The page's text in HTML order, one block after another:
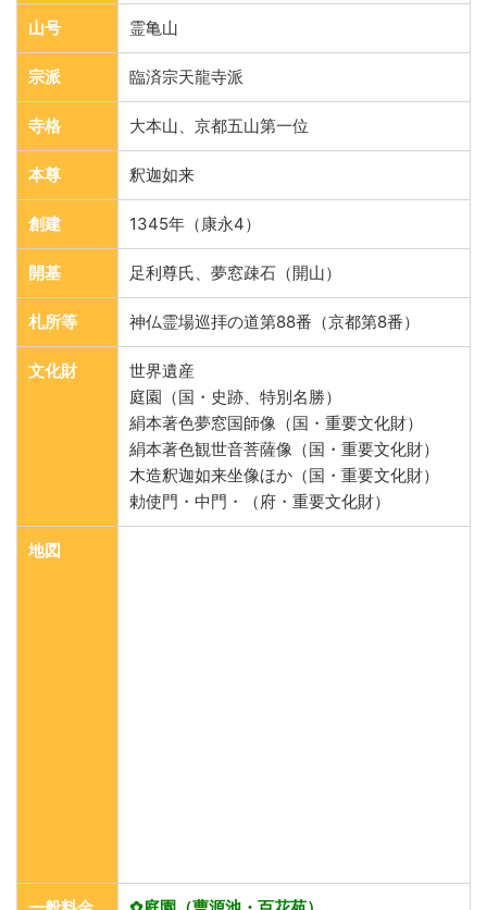
山号 霊亀山
宗派 臨済宗天龍寺派
寺格 大本山、京都五山第一位
本尊 釈迦如来
創建 1345年（康永4）
開基 足利尊氏、夢窓疎石（開山）
札所等 神仏霊場巡拝の道第88番（京都第8番）
文化財
世界遺産
庭園（国・史跡、特別名勝）
絹本著色夢窓国師像（国・重要文化財）
絹本著色観世音菩薩像（国・重要文化財）
木造釈迦如来坐像ほか（国・重要文化財）
勅使門・中門・（府・重要文化財）
地図